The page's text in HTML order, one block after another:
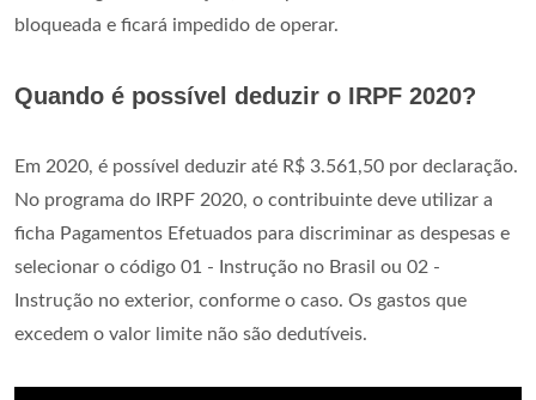
bloqueada e ficará impedido de operar.
Quando é possível deduzir o IRPF 2020?
Em 2020, é possível deduzir até R$ 3.561,50 por declaração.
No programa do IRPF 2020, o contribuinte deve utilizar a
ficha Pagamentos Efetuados para discriminar as despesas e
selecionar o código 01 - Instrução no Brasil ou 02 -
Instrução no exterior, conforme o caso. Os gastos que
excedem o valor limite não são dedutíveis.